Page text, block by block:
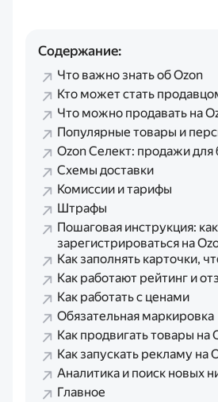
Содержание:
Что важно знать об Ozon
Кто может стать
Что можно продавать на
Популярные товары и
Ozon Селект: продажи для
Схемы доставки
Комиссии и тарифы
Штрафы
Пошаговая инструкция: как
зарегистрироваться на
Как заполнять карточки,
Как работают рейтинг и
Как работать с ценами
Обязательная маркировка
Как продвигать товары на
Как запускать рекламу на
Аналитика и поиск новых
Главное